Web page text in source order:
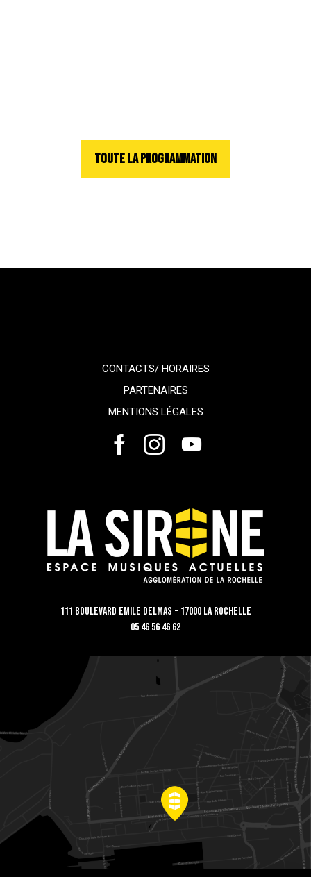
TOUTE LA PROGRAMMATION
CONTACTS/ HORAIRES
PARTENAIRES
MENTIONS LÉGALES
111 Boulevard Emile Delmas - 17000 La Rochelle
05 46 56 46 62